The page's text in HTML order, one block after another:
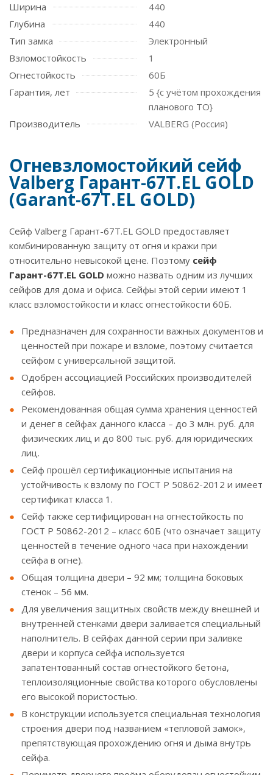
Ширина
440
Глубина
440
Тип замка
Электронный
Взломостойкость
1
Огнестойкость
60Б
Гарантия, лет
5 {с учётом прохождения
планового ТО}
Производитель
VALBERG (Россия)
Огневзломостойкий сейф
Valberg Гарант-67T.EL GOLD
(Garant-67T.EL GOLD)
Сейф Valberg Гарант-67T.EL GOLD предоставляет
комбинированную защиту от огня и кражи при
относительно невысокой цене. Поэтому сейф
Гарант-67T.EL GOLD можно назвать одним из лучших
сейфов для дома и офиса. Сейфы этой серии имеют 1
класс взломостойкости и класс огнестойкости 60Б.
Предназначен для сохранности важных документов и
ценностей при пожаре и взломе, поэтому считается
сейфом с универсальной защитой.
Одобрен ассоциацией Российских производителей
сейфов.
Рекомендованная общая сумма хранения ценностей
и денег в сейфах данного класса – до 3 млн. руб. для
физических лиц и до 800 тыс. руб. для юридических
лиц.
Сейф прошёл сертификационные испытания на
устойчивость к взлому по ГОСТ Р 50862-2012 и имеет
сертификат класса 1.
Сейф также сертифицирован на огнестойкость по
ГОСТ Р 50862-2012 – класс 60Б (что означает защиту
ценностей в течение одного часа при нахождении
сейфа в огне).
Общая толщина двери – 92 мм; толщина боковых
стенок – 56 мм.
Для увеличения защитных свойств между внешней и
внутренней стенками двери заливается специальный
наполнитель. В сейфах данной серии при заливке
двери и корпуса сейфа используется
запатентованный состав огнестойкого бетона,
теплоизоляционные свойства которого обусловлены
его высокой пористостью.
В конструкции используется специальная технология
строения двери под названием «тепловой замок»,
препятствующая прохождению огня и дыма внутрь
сейфа.